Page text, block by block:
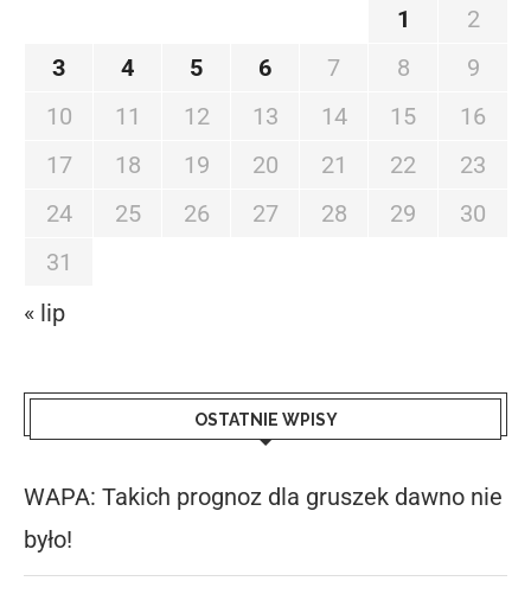
1
2
3
4 5 6 7 8
9
10
11 12 13 14 15
16
17
18 19 20 21 22
23
24
25 26 27 28 29
30
31
« lip
OSTATNIE WPISY
WAPA: Takich prognoz dla gruszek dawno nie
było!